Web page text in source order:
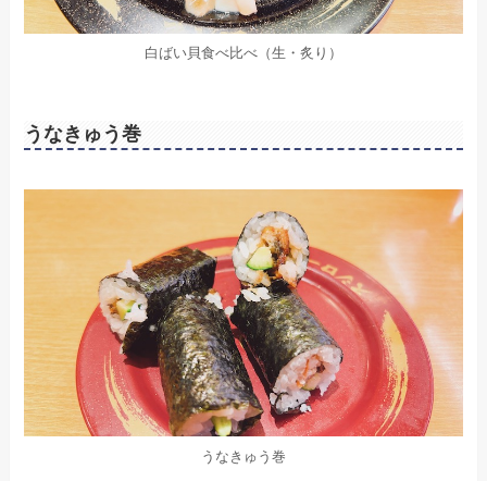
白ばい貝食べ比べ（生・炙り）
うなきゅう巻
うなきゅう巻